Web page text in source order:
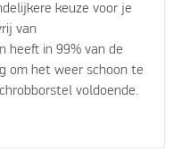
keuze voor je
van
heeft in 99% van de
om het weer schoon te
voldoende.